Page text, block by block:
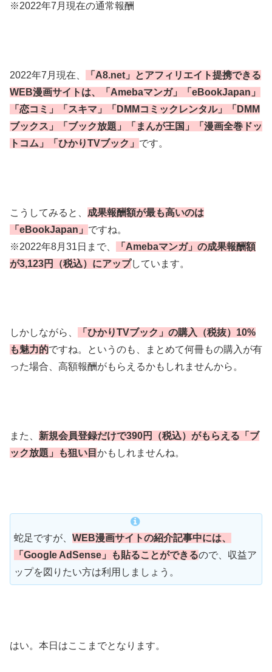
※2022年7月現在の通常報酬
2022年7月現在、
「A8.net」とアフィリエイト提携できる
WEB漫画サイトは、「Amebaマンガ」「eBookJapan」
「恋コミ」「スキマ」「DMMコミックレンタル」「DMM
ブックス」「ブック放題」「まんが王国」「漫画全巻ドッ
トコム」「ひかりTVブック」 です。
こうしてみると、 成果報酬額が最も高いのは
「eBookJapan」 ですね。
※2022年8月31日まで、
「Amebaマンガ」の成果報酬額
が3,123円（税込）にアップしています。
しかしながら、
「ひかりTVブック」の購入（税抜）10%
も魅力的ですね。というのも、まとめて何冊もの購入が有
った場合、高額報酬がもらえるかもしれませんから。
また、 新規会員登録だけで390円（税込）がもらえる「ブ
ック放題」も狙い目 かもしれませんね。
蛇足ですが、 WEB漫画サイトの紹介記事中には、
「Google AdSense」も貼ることができるので、収益ア
ップを図りたい方は利用しましょう。
はい。本日はここまでとなります。